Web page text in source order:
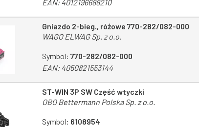
EAN:4012196688210
Gniazdo 2-bieg., różowe 770-282/082-000
WAGO ELWAG Sp. z o.o.
Symbol: 770-282/082-000
EAN:4050821553144
ST-WIN 3P SW Część wtyczki
OBO Bettermann Polska Sp. z o.o.
Symbol: 6108954